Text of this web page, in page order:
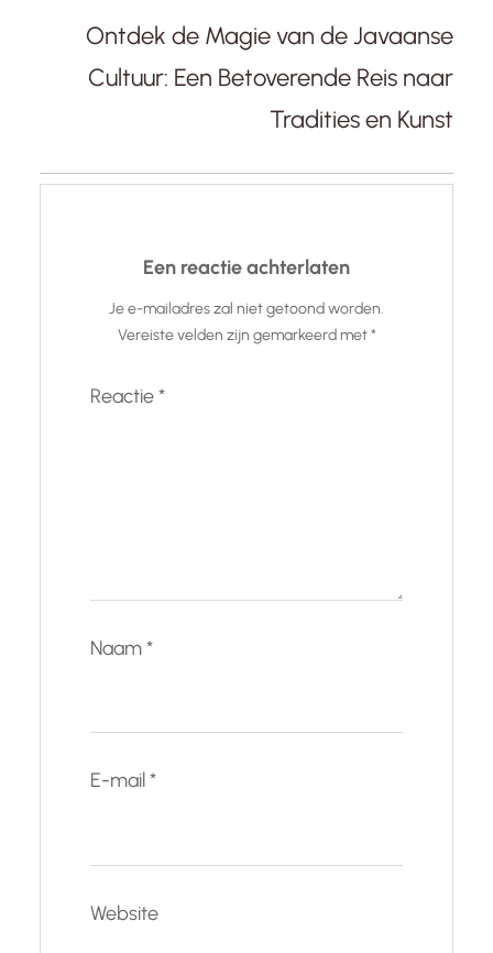
Ontdek de Magie van de Javaanse
Cultuur: Een Betoverende Reis naar
Tradities en Kunst
Een reactie achterlaten
Je e-mailadres zal niet getoond worden.
Vereiste velden zijn gemarkeerd met*
Reactie*
Naam*
E-mail*
Website